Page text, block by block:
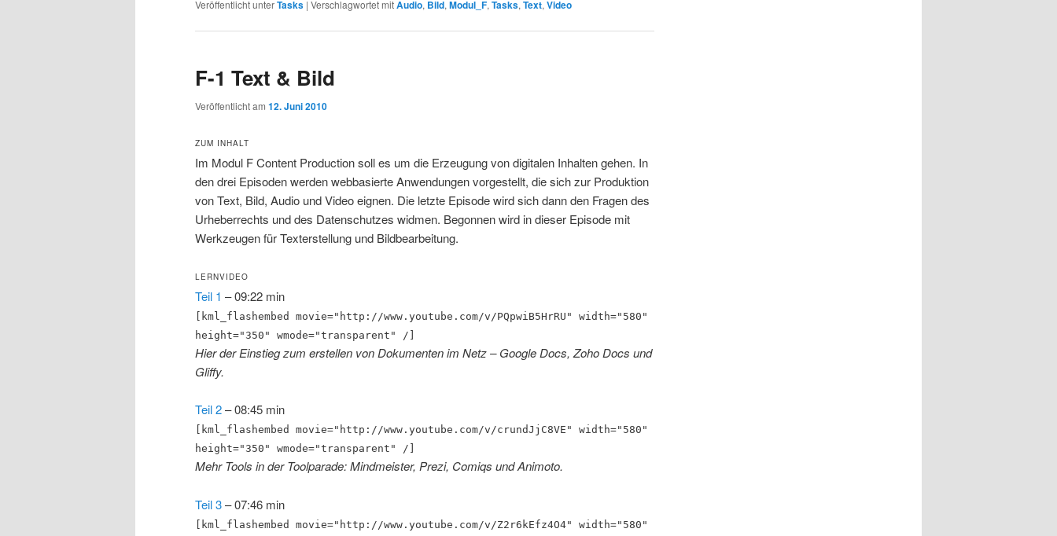
Veröffentlicht unterTasks | Verschlagwortet mitAudio, Bild, Modul_F, Tasks, Text, Video
F-1 Text & Bild
Veröffentlicht am 12. Juni 2010
ZUM INHALT
Im Modul F Content Production soll es um die Erzeugung von digitalen Inhalten gehen. In
den drei Episoden werden webbasierte Anwendungen vorgestellt, die sich zur Produktion
von Text, Bild, Audio und Video eignen. Die letzte Episode wird sich dann den Fragen des
Urheberrechts und des Datenschutzes widmen. Begonnen wird in dieser Episode mit
Werkzeugen für Texterstellung und Bildbearbeitung.
LERNVIDEO
Teil 1 – 09:22 min
[kml_flashembed movie="http://www.youtube.com/v/PQpwiB5HrRU" width="580"
height="350" wmode="transparent" /]
Hier der Einstieg zum erstellen von Dokumenten im Netz – Google Docs, Zoho Docs und
Gliffy.
Teil 2– 08:45 min
[kml_flashembed movie="http://www.youtube.com/v/crundJjC8VE" width="580"
height="350" wmode="transparent" /]
Mehr Tools in der Toolparade: Mindmeister, Prezi, Comiqs und Animoto.
Teil 3– 07:46 min
[kml_flashembed movie="http://www.youtube.com/v/Z2r6kEfz4O4" width="580"